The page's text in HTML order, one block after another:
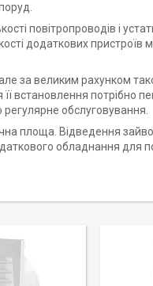
повітропроводів і
додаткових
але за великим рахунком
встановлення потрібно
регулярне обслуговування.
площа. Відведення
обладнання для